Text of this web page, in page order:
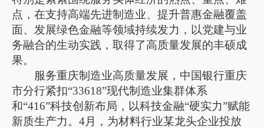
点，在支持高端先进制造业、提升普惠金融覆盖
面、发展绿色金融等领域持续发力，以党建与业
务融合的生动实践，取得了高质量发展的丰硕成
果。
服务重庆制造业高质量发展，中国银行重庆
市分行紧扣“33618”现代制造业集群体系
和“416”科技创新布局，以科技金融“硬实力”赋能
新质生产力。4月，为材料行业某龙头企业投放